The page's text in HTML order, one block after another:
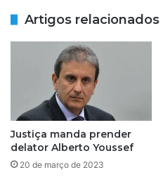
Artigos relacionados
Justiça manda prender
delator Alberto Youssef
20 de março de 2023